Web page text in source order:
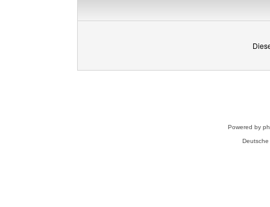
Powered by